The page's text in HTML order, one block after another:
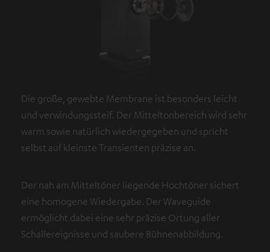
Die große, gewebte Membrane ist besonders leicht
und verwindungssteif. Der Mitteltonbereich wird sehr
warm sowie natürlich wiedergegeben und spricht
selbst auf kleinste Transienten präzise an.
Der nah am Mitteltöner liegende Hochtöner sichert
eine homogene Wiedergabe. Der Waveguide
ermöglicht dabei eine sehr präzise Ortung aller
Schallereignisse und saubere Bühnenabbildung.